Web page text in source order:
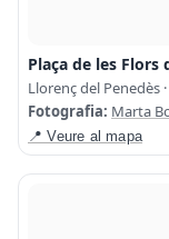
Plaça de les Flors
Llorenç del Penedès
Fotografia: Marta
📍 Veure al mapa